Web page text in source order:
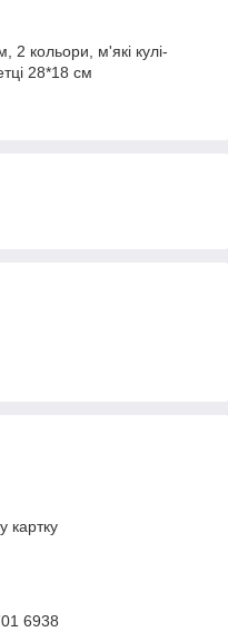
2 кольори, м'які кулі-
28*18 см
картку
6938